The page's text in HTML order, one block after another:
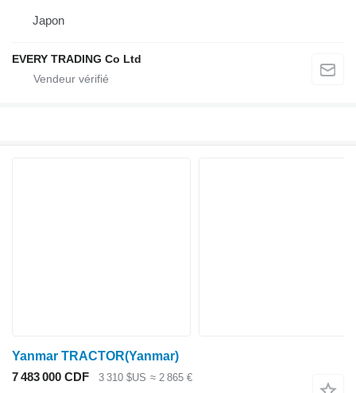
Japon
EVERY TRADING Co Ltd
Yanmar TRACTOR(Yanmar)
7 483 000 CDF
3 310 $US ≈ 2 865 €